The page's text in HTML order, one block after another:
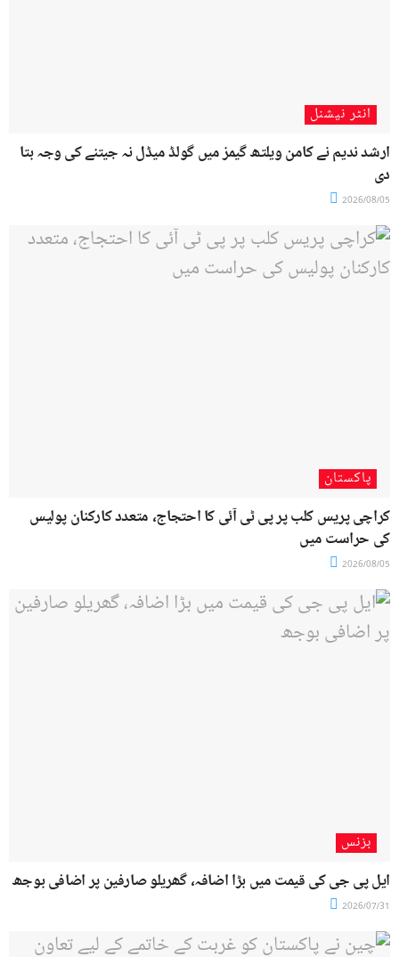
انٹر نیشنل
ارشد ندیم نے کامن ویلتھ گیمز میں گولڈ میڈل نہ جیتنے کی وجہ بتا
دی
2026/08/05
پاکستان
کراچی پریس کلب پر پی ٹی آئی کا احتجاج، متعدد کارکنان پولیس
کی حراست میں
2026/08/05
بزنس
ایل پی جی کی قیمت میں بڑا اضافہ، گھریلو صارفین پر اضافی بوجھ
2026/07/31